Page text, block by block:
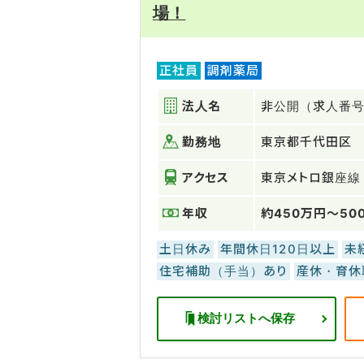
場！
正社員 調剤薬局
法人名 非公開（求人番
勤務地 東京都千代田区
アクセス 東京メトロ銀座
年収 約450万円～
土日休み 年間休日120日以上
未
住宅補助（手当）あり
産休・育
検討リストへ保存